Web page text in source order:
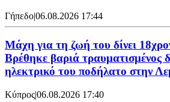
Γήπεδο|06.08.2026 17:44
Μάχη για τη ζωή του δίνει
Βρέθηκε βαριά τραυματισμένος
ηλεκτρικό του ποδήλατο στην
Κύπρος|06.08.2026 17:40